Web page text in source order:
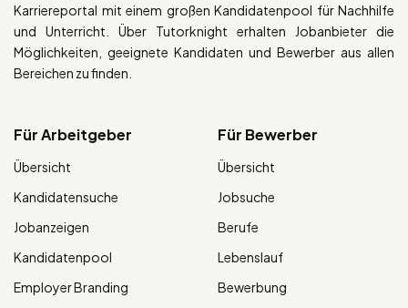
Karriereportal mit einem großen Kandidatenpool für Nachhilfe
und Unterricht. Über Tutorknight erhalten Jobanbieter die
Möglichkeiten, geeignete Kandidaten und Bewerber aus allen
Bereichen zu finden.
Für Arbeitgeber
Übersicht
Kandidatensuche
Jobanzeigen
Kandidatenpool
Employer Branding
Für Bewerber
Übersicht
Jobsuche
Berufe
Lebenslauf
Bewerbung